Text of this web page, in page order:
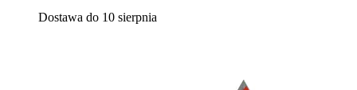
Dostawa do 10 sierpnia